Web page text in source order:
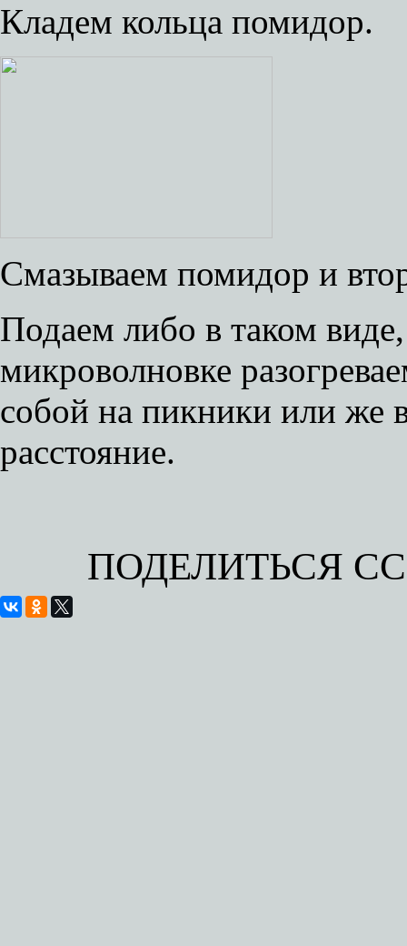
Кладем кольца помидор.
Смазываем помидор и
Подаем либо в таком
микроволновке
собой на пикники или же
расстояние.
ПОДЕЛИТЬСЯ